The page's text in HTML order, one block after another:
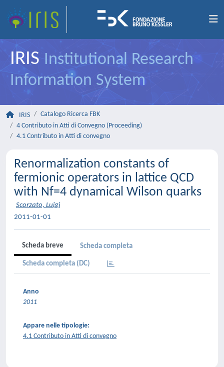
IRIS Institutional Research
Information System
IRIS
Catalogo Ricerca FBK
4 Contributo in Atti di Convegno (Proceeding)
4.1 Contributo in Atti di convegno
Renormalization constants of
fermionic operators in lattice QCD
with Nf=4 dynamical Wilson quarks
Scorzato, Luigi
2011-01-01
Scheda breve Scheda completa
Scheda completa (DC)
Anno
2011
Appare nelle tipologie:
4.1 Contributo in Atti di convegno